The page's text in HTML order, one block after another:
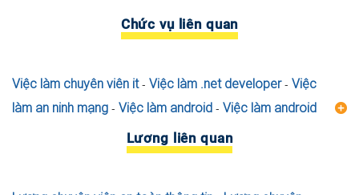
Chức vụ liên quan
Việc làm chuyên viên it- Việc làm .net developer- Việc
làm an ninh mạng - Việc làm android - Việc làm android
Việc làm developer- Việc làm it khách sạn
-Việc làm it ngân hàng
Lương liên quan